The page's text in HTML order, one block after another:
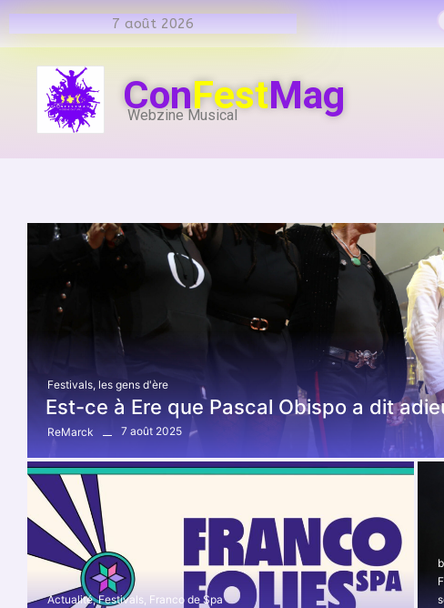
7 août 2026
ConFestMag
Webzine Musical
Festivals, les gens d'ère
Est-ce à Ere que Pascal Obispo a dit
ReMarck 7 août 2025
Actualité, Festivals Franco de Spa